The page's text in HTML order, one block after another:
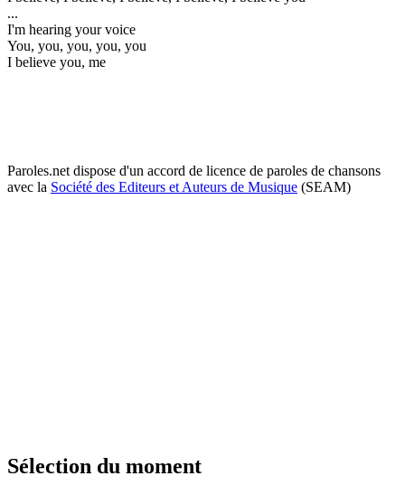
...
I'm hearing your voice
You, you, you, you, you
I believe you, me
Paroles.net dispose d'un accord de licence de paroles de chansons
avec la Société des Editeurs et Auteurs de Musique (SEAM)
Sélection du moment